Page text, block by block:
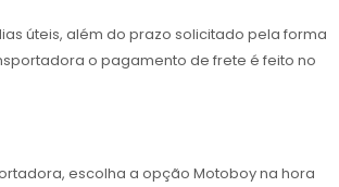
úteis, além do prazo solicitado pela forma
o pagamento de frete é feito no
escolha a opção Motoboy na hora